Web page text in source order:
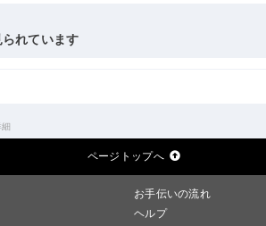
れています
ページトップへ
お手伝いの流れ
ヘルプ